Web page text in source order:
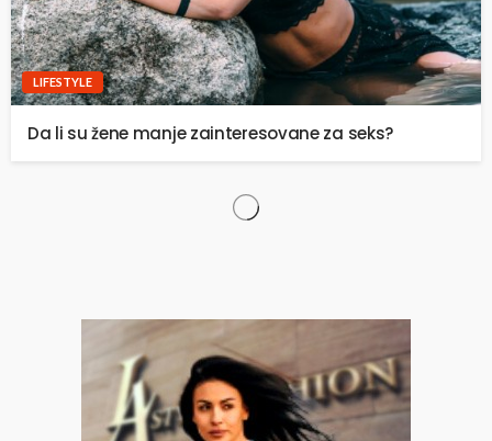
LIFESTYLE
Da li su žene manje zainteresovane za seks?